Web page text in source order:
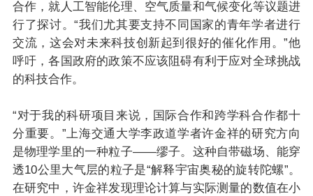
合作，就人工智能伦理、空气质量和气候变化等议题进
行了探讨。“我们尤其要支持不同国家的青年学者进行
交流，这会对未来科技创新起到很好的催化作用。”他
呼吁，各国政府的政策不应该阻碍有利于应对全球挑战
的科技合作。
“对于我的科研项目来说，国际合作和跨学科合作都十
分重要。”上海交通大学李政道学者许金祥的研究方向
是物理学里的一种粒子——缪子。这种自带磁场、能穿
透10公里大气层的粒子是“解释宇宙奥秘的旋转陀螺”。
在研究中，许金祥发现理论计算与实际测量的数值在小